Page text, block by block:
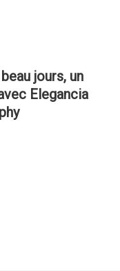
jours, un
Elegancia